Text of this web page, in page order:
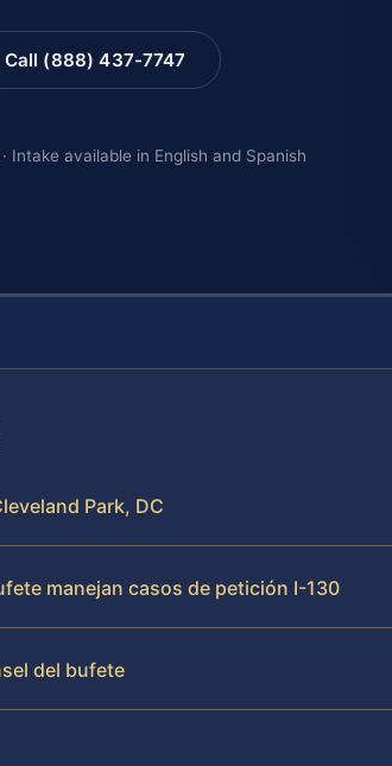
Call (888) 437-7747
Intake available in English and Spanish
Park, DC
manejan casos de petición I-130
del bufete